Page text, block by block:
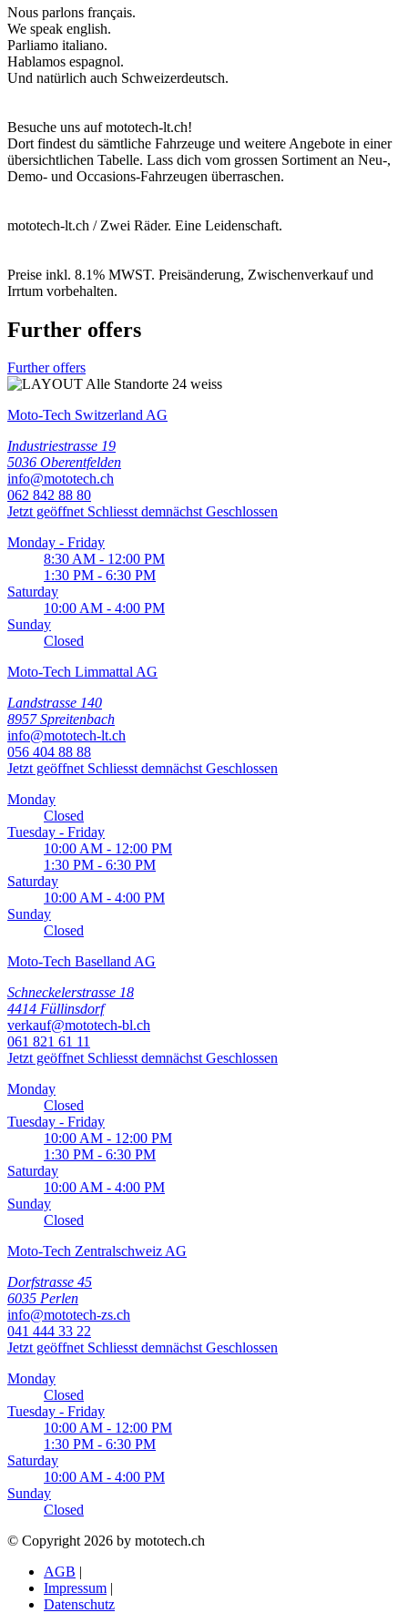
Nous parlons français.
We speak english.
Parliamo italiano.
Hablamos espagnol.
Und natürlich auch Schweizerdeutsch.
Besuche uns auf mototech-lt.ch!
Dort findest du sämtliche Fahrzeuge und weitere Angebote in einer
übersichtlichen Tabelle. Lass dich vom grossen Sortiment an Neu-,
Demo- und Occasions-Fahrzeugen überraschen.
mototech-lt.ch / Zwei Räder. Eine Leidenschaft.
Preise inkl. 8.1% MWST. Preisänderung, Zwischenverkauf und
Irrtum vorbehalten.
Further offers
Further offers
Moto-Tech Switzerland AG
Industriestrasse 19
5036 Oberentfelden
info@mototech.ch
062 842 88 80
Jetzt geöffnet Schliesst demnächst Geschlossen
Monday - Friday
8:30 AM - 12:00 PM
1:30 PM - 6:30 PM
Saturday
10:00 AM - 4:00 PM
Sunday
Closed
Moto-Tech Limmattal AG
Landstrasse 140
8957 Spreitenbach
info@mototech-lt.ch
056 404 88 88
Jetzt geöffnet Schliesst demnächst Geschlossen
Monday
Closed
Tuesday - Friday
10:00 AM - 12:00 PM
1:30 PM - 6:30 PM
Saturday
10:00 AM - 4:00 PM
Sunday
Closed
Moto-Tech Baselland AG
Schneckelerstrasse 18
4414 Füllinsdorf
verkauf@mototech-bl.ch
061 821 61 11
Jetzt geöffnet Schliesst demnächst Geschlossen
Monday
Closed
Tuesday - Friday
10:00 AM - 12:00 PM
1:30 PM - 6:30 PM
Saturday
10:00 AM - 4:00 PM
Sunday
Closed
Moto-Tech Zentralschweiz AG
Dorfstrasse 45
6035 Perlen
info@mototech-zs.ch
041 444 33 22
Jetzt geöffnet Schliesst demnächst Geschlossen
Monday
Closed
Tuesday - Friday
10:00 AM - 12:00 PM
1:30 PM - 6:30 PM
Saturday
10:00 AM - 4:00 PM
Sunday
Closed
© Copyright 2026 by mototech.ch
AGB |
Impressum |
Datenschutz